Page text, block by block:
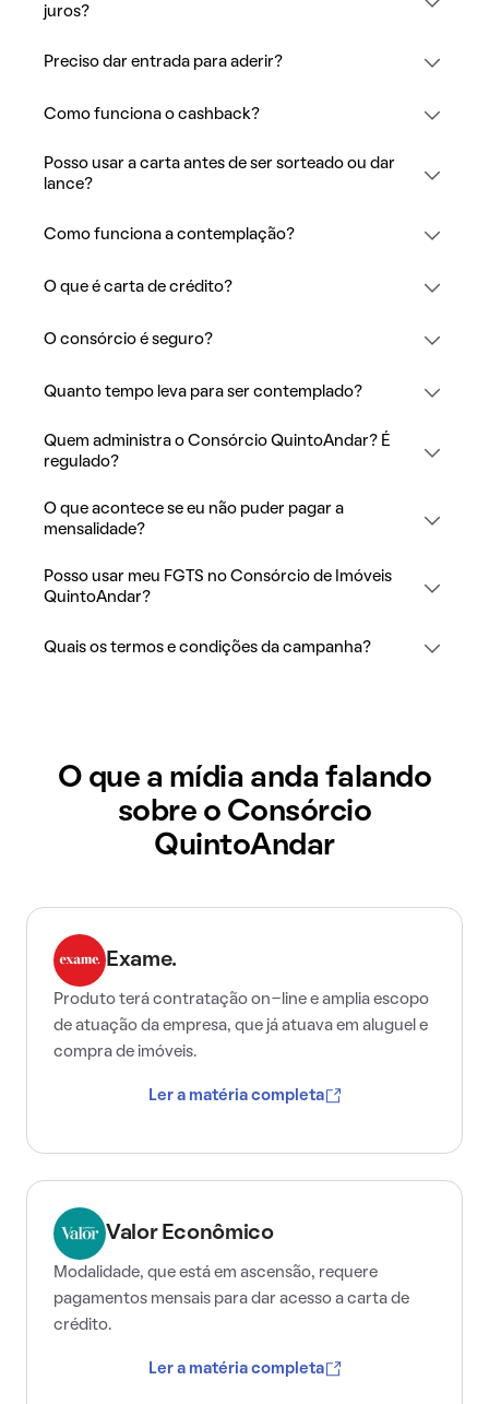
juros?
Preciso dar entrada para aderir?
Como funciona o cashback?
Posso usar a carta antes de ser sorteado ou dar
lance?
Como funciona a contemplação?
O que é carta de crédito?
O consórcio é seguro?
Quanto tempo leva para ser contemplado?
Quem administra o Consórcio QuintoAndar? É
regulado?
O que acontece se eu não puder pagar a
mensalidade?
Posso usar meu FGTS no Consórcio de Imóveis
QuintoAndar?
Quais os termos e condições da campanha?
O que a mídia anda falando
sobre o Consórcio
QuintoAndar
Exame.
Produto terá contratação on-line e amplia escopo
de atuação da empresa, que já atuava em aluguel e
compra de imóveis.
Ler a matéria completa
Valor Econômico
Modalidade, que está em ascensão, requere
pagamentos mensais para dar acesso a carta de
crédito.
Ler a matéria completa